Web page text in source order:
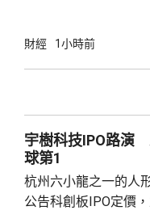
美團提供全時段的服
判，幫助用戶做好健
具身智能上投資了不...
財經 1小時前
宇樹科技IPO路演
球第1
杭州六小龍之一的人
公告科創板IPO定價